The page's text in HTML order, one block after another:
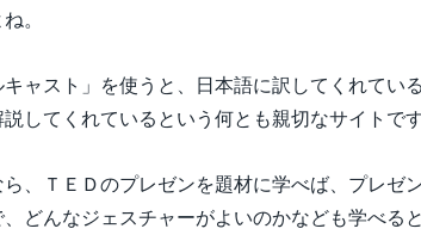
。
ャスト」を使うと、日本語に訳してくれてい
してくれているという何とも親切なサイトです
、ＴＥＤのプレゼンを題材に学べば、プレゼ
どんなジェスチャーがよいのかなども学べる